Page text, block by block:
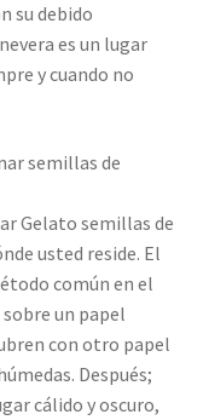
su debido
es un lugar
y cuando no
semillas de
Gelato semillas de
usted reside. El
común en el
un papel
con otro papel
Después;
cálido y oscuro,